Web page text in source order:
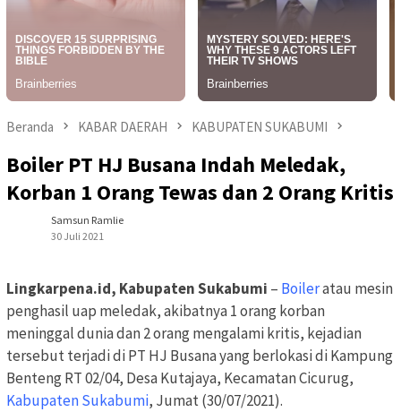
Beranda KABAR DAERAH KABUPATEN SUKABUMI
Boiler PT HJ Busana Indah Meledak,
Korban 1 Orang Tewas dan 2 Orang Kritis
Samsun Ramlie
30 Juli 2021
Lingkarpena.id, Kabupaten Sukabumi – Boileratau mesin
penghasil uap meledak, akibatnya 1 orang korban
meninggal dunia dan 2 orang mengalami kritis, kejadian
tersebut terjadi di PT HJ Busana yang berlokasi di Kampung
Benteng RT 02/04, Desa Kutajaya, Kecamatan Cicurug,
Kabupaten Sukabumi, Jumat (30/07/2021).